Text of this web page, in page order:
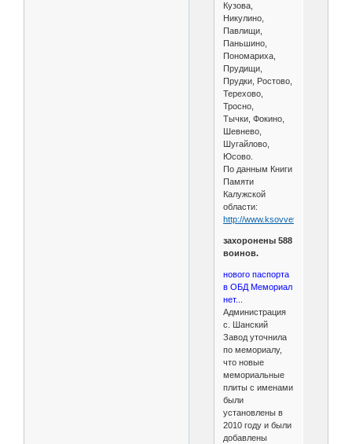
Кузова,
Никулино,
Павлищи,
Паньшино,
Пономариха,
Прудищи,
Прудки, Ростово,
Терехово,
Тросно,
Тычки, Фокино,
Шевнево,
Шугайлово,
Юсово.
По данным Книги
Памяти
Калужской
области:
http://www.ksovvet.narod.ru/
захоронены 588
воинов.
нового паспорта
в ОБД Мемориал
нет...
Администрация
с. Шанский
Завод уточнила
по мемориалу,
что новые
мемориальные
плиты с именами
были
установлены в
2010 году и были
добавлены